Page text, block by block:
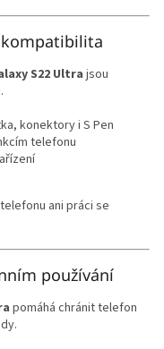
kompatibilita
S22 Ultra jsou
konektory i S Pen
telefonu
ani práci se
používání
pomáhá chránit telefon